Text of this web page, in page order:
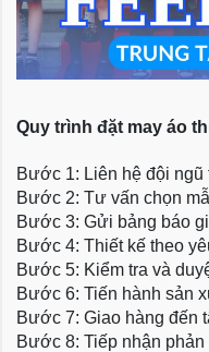
Quy trình đặt may áo
Bước 1: Liên hệ đội ngũ
Bước 2: Tư vấn chọn
Bước 3: Gửi bảng báo
Bước 4: Thiết kế theo
Bước 5: Kiểm tra và
Bước 6: Tiến hành sản
Bước 7: Giao hàng đến
Bước 8: Tiếp nhận